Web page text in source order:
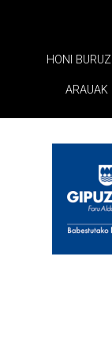
HONI BURUZ
ARAUAK